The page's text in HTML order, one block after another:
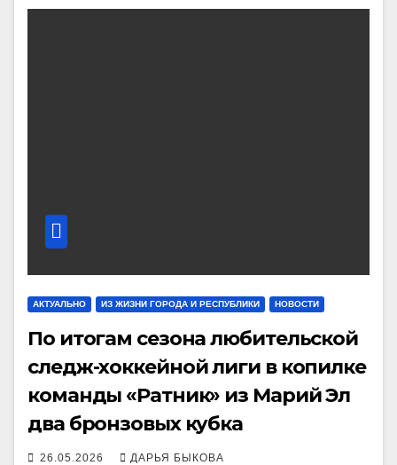
АКТУАЛЬНО ИЗ ЖИЗНИ ГОРОДА И РЕСПУБЛИКИ НОВОСТИ
По итогам сезона любительской
следж-хоккейной лиги в копилке
команды «Ратник» из Марий Эл
два бронзовых кубка
26.05.2026 ДАРЬЯ БЫКОВА